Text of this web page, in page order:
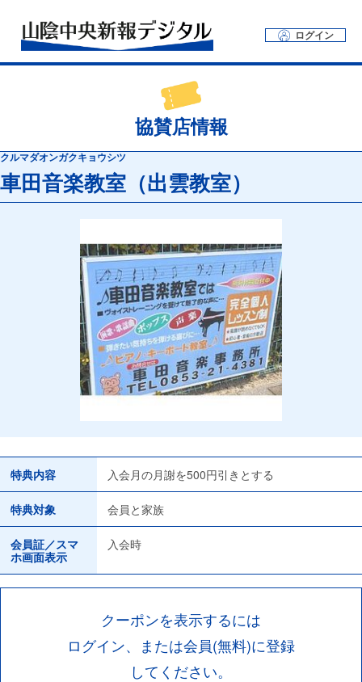
ログイン
協賛店情報
クルマダオンガクキョウシツ
車田音楽教室（出雲教室）
特典内容 入会月の月謝を500円引きとする
特典対象 会員と家族
会員証／スマ
ホ画面表示
入会時
クーポンを表示するには
ログイン、または会員(無料)に登録
してください。